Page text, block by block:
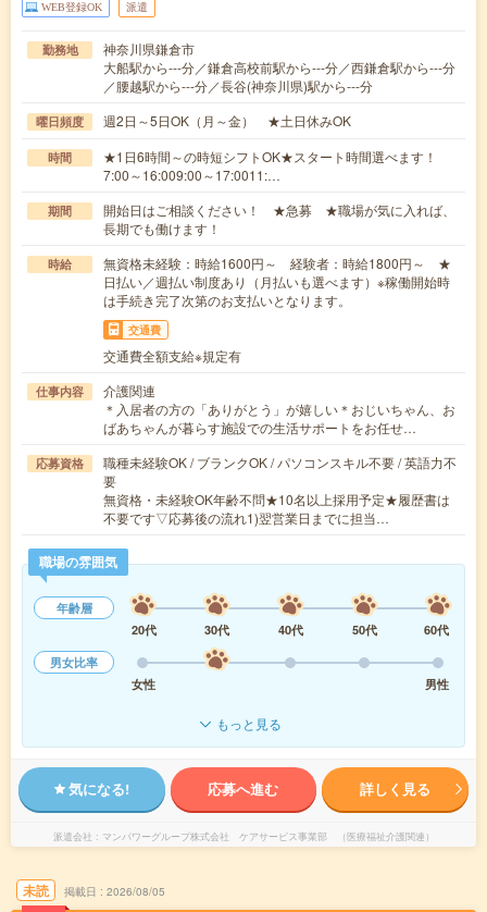
WEB登録OK 派遣
勤務地
神奈川県鎌倉市
大船駅から---分／鎌倉高校前駅から---分／西鎌倉駅から---分
／腰越駅から---分／長谷(神奈川県)駅から---分
曜日頻度 週2日～5日OK（月～金） ★土日休みOK
時間
★1日6時間～の時短シフトOK★スタート時間選べます！
7:00～16:009:00～17:0011:…
期間
開始日はご相談ください！ ★急募 ★職場が気に入れば、
長期でも働けます！
時給
無資格未経験：時給1600円～ 経験者：時給1800円～ ★
日払い／週払い制度あり（月払いも選べます）※稼働開始時
は手続き完了次第のお支払いとなります。
交通費
交通費全額支給※規定有
仕事内容
介護関連
＊入居者の方の「ありがとう」が嬉しい＊おじいちゃん、お
ばあちゃんが暮らす施設での生活サポートをお任せ…
応募資格
職種未経験OK / ブランクOK / パソコンスキル不要 / 英語力不
要
無資格・未経験OK年齢不問★10名以上採用予定★履歴書は
不要です▽応募後の流れ1)翌営業日までに担当…
職場の雰囲気
年齢層
20代
30代 40代 50代
60代
男女比率
女性
男性
もっと見る
気になる! 応募へ進む 詳しく見る
派遣会社 マンパワーグループ株式会社 ケアサービス事業部 （医療福祉介護関連）
未読 掲載日 2026/08/05